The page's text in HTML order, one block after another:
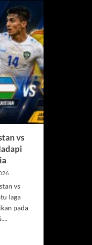
vs
vs
laga
pada